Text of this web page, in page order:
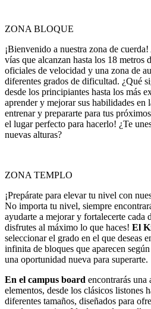
ZONA BLOQUE
¡Bienvenido a nuestra zona de
vías que alcanzan hasta los 18 metros
oficiales de velocidad y una zona de
diferentes grados de dificultad. ¿Qué
desde los principiantes hasta los más
aprender y mejorar sus habilidades en
entrenar y prepararte para tus
el lugar perfecto para hacerlo! ¿Te
nuevas alturas?
ZONA TEMPLO
¡Prepárate para elevar tu nivel con
No importa tu nivel, siempre
ayudarte a mejorar y fortalecerte cada
disfrutes al máximo lo que haces! El
seleccionar el grado en el que deseas
infinita de bloques que aparecen
una oportunidad nueva para superarte.
En el campus board encontrarás una
elementos, desde los clásicos listones
diferentes tamaños, diseñados para